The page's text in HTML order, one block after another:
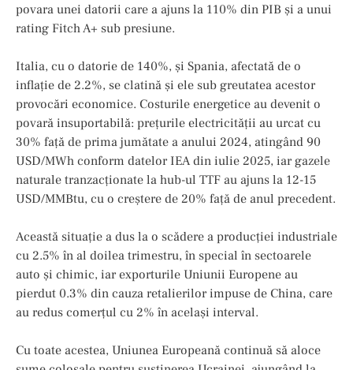
povara unei datorii care a ajuns la 110% din PIB și a unui
rating Fitch A+ sub presiune.
Italia, cu o datorie de 140%, și Spania, afectată de o
inflație de 2.2%, se clatină și ele sub greutatea acestor
provocări economice. Costurile energetice au devenit o
povară insuportabilă: prețurile electricității au urcat cu
30% față de prima jumătate a anului 2024, atingând 90
USD/MWh conform datelor IEA din iulie 2025, iar gazele
naturale tranzacționate la hub-ul TTF au ajuns la 12-15
USD/MMBtu, cu o creștere de 20% față de anul precedent.
Această situație a dus la o scădere a producției industriale
cu 2.5% în al doilea trimestru, în special în sectoarele
auto și chimic, iar exporturile Uniunii Europene au
pierdut 0.3% din cauza retalierilor impuse de China, care
au redus comerțul cu 2% în același interval.
Cu toate acestea, Uniunea Europeană continuă să aloce